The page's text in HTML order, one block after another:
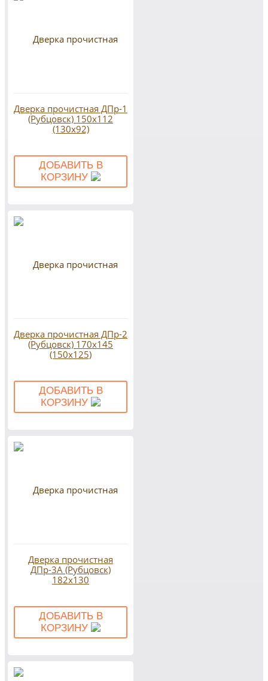
Дверка прочистная ДПр-1
(Рубцовск) 150х112
(130х92)
ДОБАВИТЬ В
КОРЗИНУ
Дверка прочистная ДПр-2
(Рубцовск) 170х145
(150х125)
ДОБАВИТЬ В
КОРЗИНУ
Дверка прочистная
ДПр-3А (Рубцовск)
182х130
ДОБАВИТЬ В
КОРЗИНУ